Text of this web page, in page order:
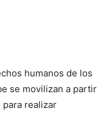
humanos de los
se movilizan a partir
para realizar